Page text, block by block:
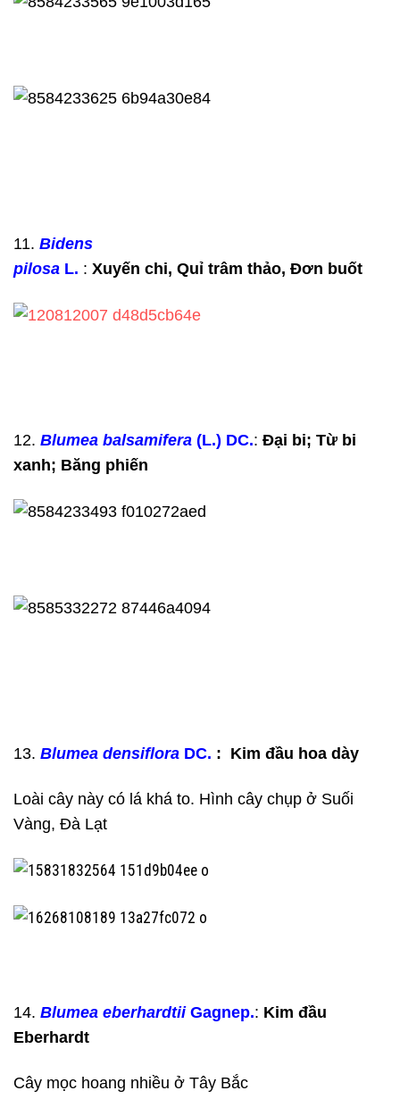
11. Bidens
pilosa L. : Xuyến chi, Quỉ trâm thảo, Đơn buốt
12. Blumea balsamifera (L.) DC.: Đại bi; Từ bi
xanh; Băng phiến
13. Blumea densiflora DC. : Kim đầu hoa dày
Loài cây này có lá khá to. Hình cây chụp ở Suối
Vàng, Đà Lạt
14. Blumea eberhardtii Gagnep.: Kim đầu
Eberhardt
Cây mọc hoang nhiều ở Tây Bắc